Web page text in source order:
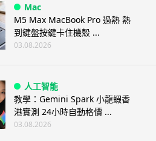
Mac
M5 Max MacBook Pro 過熱 熱
到鍵盤按鍵卡住機殼 ...
03.08.2026
人工智能
教學：Gemini Spark 小龍蝦香
港實測 24小時自動格價 ...
03.08.2026